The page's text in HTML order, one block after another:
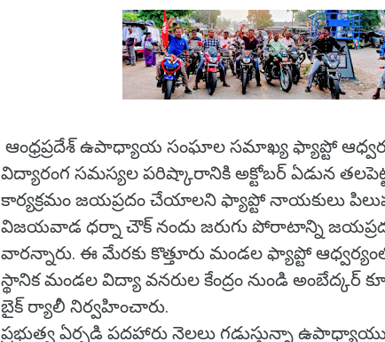
ఆంధ్రప్రదేశ్ ఉపాధ్యాయ సంఘాల సమాఖ్య ఫ్యాప్టో
విద్యారంగ సమస్యల పరిష్కారానికి అక్టోబర్ ఏడున
కార్యక్రమం జయప్రదం చేయాలని ఫ్యాప్టో నాయకులు
విజయవాడ ధర్నా చౌక్ నందు జరుగు పోరాటాన్ని
వారన్నారు. ఈ మేరకు కొత్తూరు మండల ఫ్యాప్టో
స్థానిక మండల విద్యా వనరుల కేంద్రం నుండి అంబేద్కర్
బైక్ ర్యాలీ నిర్వహించారు.
ప్రభుత్వ ఏర్పడి పదహారు నెలలు గడుస్తున్నా